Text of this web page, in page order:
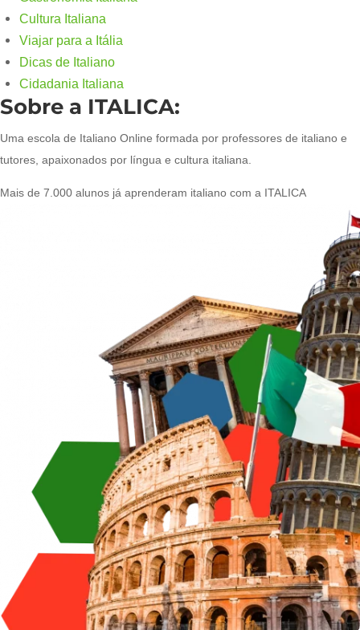
Cultura Italiana
Viajar para a Itália
Dicas de Italiano
Cidadania Italiana
Sobre a ITALICA:
Uma escola de Italiano Online formada por professores de italiano e
tutores, apaixonados por língua e cultura italiana.
Mais de 7.000 alunos já aprenderam italiano com a ITALICA